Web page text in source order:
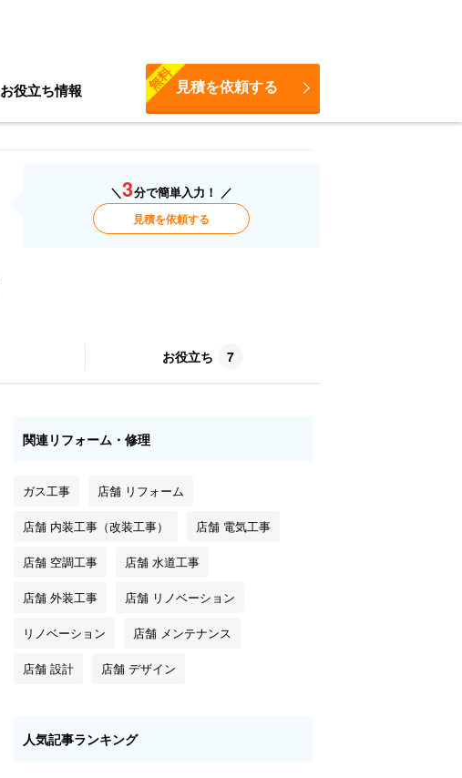
お役立ち情報 見積を依頼する
無料
＼3分で簡単入力！ ／
見積を依頼する
お役立ち 7
関連リフォーム・修理
ガス工事 店舗 リフォーム
店舗 内装工事（改装工事） 店舗 電気工事
店舗 空調工事 店舗 水道工事
店舗 外装工事 店舗 リノベーション
リノベーション 店舗 メンテナンス
店舗 設計 店舗 デザイン
人気記事ランキング